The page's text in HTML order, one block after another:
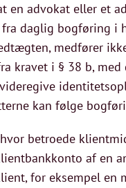
en advokat eller et
daglig bogføring i
medfører
kravet i § 38 b,
kan følge
betroede
af en
for eksempel en